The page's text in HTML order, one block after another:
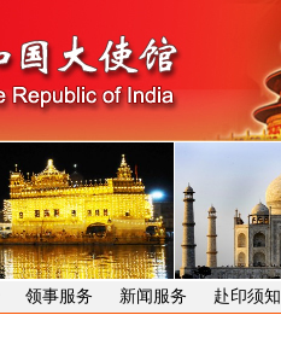
领事服务 新闻服务 赴印须知